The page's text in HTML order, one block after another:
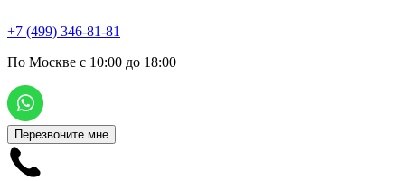
+7 (499) 346-81-81
По Москве с 10:00 до 18:00
Перезвоните мне